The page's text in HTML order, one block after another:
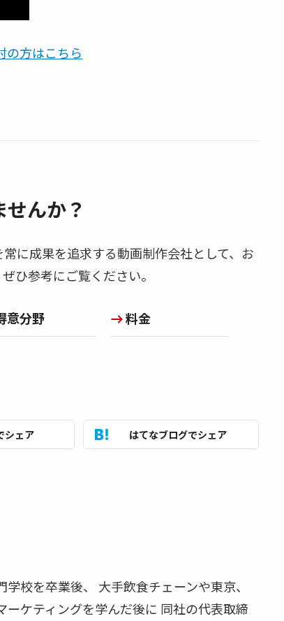
の方はこちら
んか？
に成果を追求する動画制作会社として、お
ひ参考にご覧ください。
意分野 料金
シェア はてなブログでシェア
校を卒業後、 大手飲食チェーンや東京、
ケティングを学んだ後に 同社の代表取締